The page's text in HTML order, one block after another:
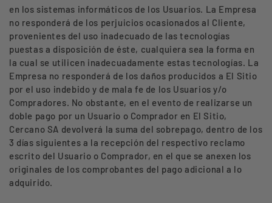
en los sistemas informáticos de los Usuarios. La Empresa
no responderá de los perjuicios ocasionados al Cliente,
provenientes del uso inadecuado de las tecnologías
puestas a disposición de éste, cualquiera sea la forma en
la cual se utilicen inadecuadamente estas tecnologías. La
Empresa no responderá de los daños producidos a El Sitio
por el uso indebido y de mala fe de los Usuarios y/o
Compradores. No obstante, en el evento de realizarse un
doble pago por un Usuario o Comprador en El Sitio,
Cercano SA devolverá la suma del sobrepago, dentro de los
3 días siguientes a la recepción del respectivo reclamo
escrito del Usuario o Comprador, en el que se anexen los
originales de los comprobantes del pago adicional a lo
adquirido.